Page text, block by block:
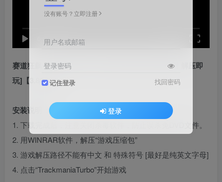
0:00/01:42
赛道狂飙：涡轮 简体中文 免安装 绿色版 [亲测可用 解压即
玩]【3.82GB】
安装说明：
1. 下载完成后，注意关闭杀毒软件，防止误杀免DVD文件。
2. 用WINRAR软件，解压“游戏压缩包”
3. 游戏解压路径不能有中文 和 特殊符号 [最好是纯英文字母]
4. 点击“TrackmaniaTurbo”开始游戏
没有账号？立即注册
用户名或邮箱
登录密码
记住登录 找回密码
登录